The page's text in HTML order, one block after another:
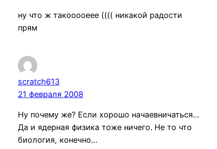
ну что ж такооооеее (((( никакой радости
прям
scratch613
21 февраля 2008
Ну почему же? Если хорошо начаевничаться…
Да и ядерная физика тоже ничего. Не то что
биология, конечно…